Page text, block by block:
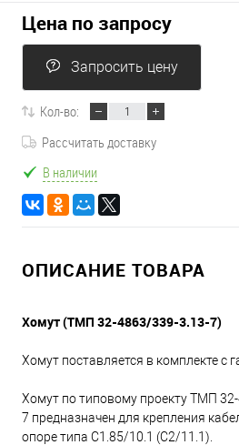
Цена по запросу
Запросить цену
Кол-во:
Рассчитать доставку
В наличии
ОПИСАНИЕ ТОВАРА
Хомут (ТМП 32-4863/339-3.13-7)
Хомут поставляется в комплекте с
Хомут по типовому проекту ТМП
7 предназначен для крепления
опоре типа С1.85/10.1 (С2/11.1).